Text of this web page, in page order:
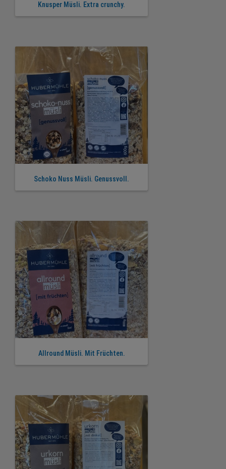
Knusper Müsli. Extra crunchy.
Schoko Nuss Müsli. Genussvoll.
Allround Müsli. Mit Früchten.